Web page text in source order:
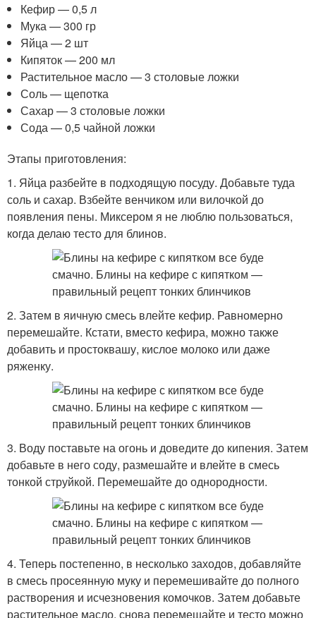
Кефир — 0,5 л
Мука — 300 гр
Яйца — 2 шт
Кипяток — 200 мл
Растительное масло — 3 столовые ложки
Соль — щепотка
Сахар — 3 столовые ложки
Сода — 0,5 чайной ложки
Этапы приготовления:
1. Яйца разбейте в подходящую посуду. Добавьте туда
соль и сахар. Взбейте венчиком или вилочкой до
появления пены. Миксером я не люблю пользоваться,
когда делаю тесто для блинов.
2. Затем в яичную смесь влейте кефир. Равномерно
перемешайте. Кстати, вместо кефира, можно также
добавить и простоквашу, кислое молоко или даже
ряженку.
3. Воду поставьте на огонь и доведите до кипения. Затем
добавьте в него соду, размешайте и влейте в смесь
тонкой струйкой. Перемешайте до однородности.
4. Теперь постепенно, в несколько заходов, добавляйте
в смесь просеянную муку и перемешивайте до полного
растворения и исчезновения комочков. Затем добавьте
растительное масло, снова перемешайте и тесто можно